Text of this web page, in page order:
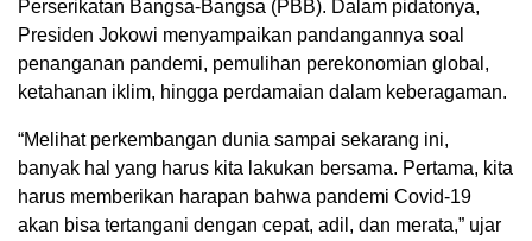
Perserikatan Bangsa-Bangsa (PBB). Dalam pidatonya,
Presiden Jokowi menyampaikan pandangannya soal
penanganan pandemi, pemulihan perekonomian global,
ketahanan iklim, hingga perdamaian dalam keberagaman.
“Melihat perkembangan dunia sampai sekarang ini,
banyak hal yang harus kita lakukan bersama. Pertama, kita
harus memberikan harapan bahwa pandemi Covid-19
akan bisa tertangani dengan cepat, adil, dan merata,” ujar